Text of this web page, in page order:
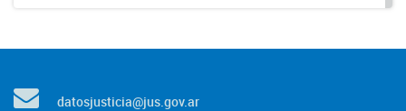
datosjusticia@jus.gov.ar